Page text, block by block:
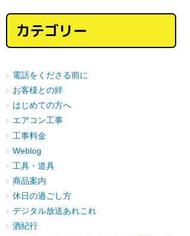
カテゴリー
電話をくださる前に
お客様との絆
はじめての方へ
エアコン工事
工事料金
Weblog
工具・道具
商品案内
休日の過ごし方
デジタル放送あれこれ
酒紀行